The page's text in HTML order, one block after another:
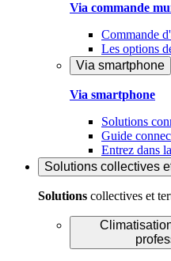
Via commande
Commande
Les options
Via smartphone
Via smartphone
Solutions
Guide
Entrez dans
Solutions collectives
Solutions collectives et